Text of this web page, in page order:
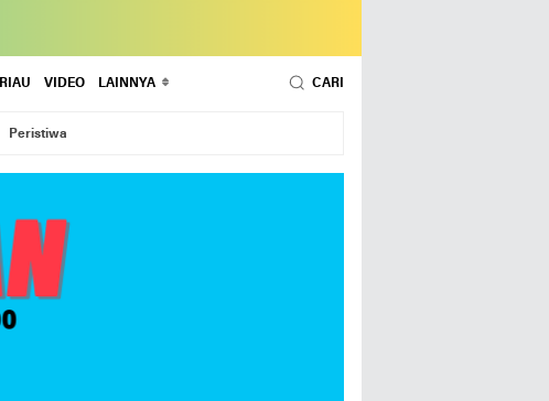
RIAU VIDEO LAINNYA CARI
Peristiwa